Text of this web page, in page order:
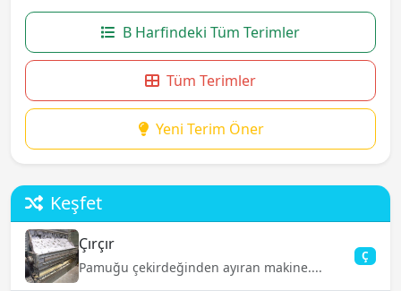
B Harfindeki Tüm Terimler
Tüm Terimler
Yeni Terim Öner
Keşfet
Çırçır
Pamuğu çekirdeğinden ayıran makine....
Ç